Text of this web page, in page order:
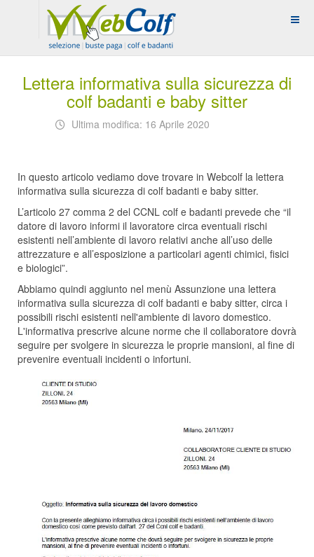
Lettera informativa sulla sicurezza di
colf badanti e baby sitter
Ultima modifica: 16 Aprile 2020
In questo articolo vediamo dove trovare in Webcolf la lettera
informativa sulla sicurezza di colf badanti e baby sitter.
L’articolo 27 comma 2 del CCNL colf e badanti prevede che “il
datore di lavoro informi il lavoratore circa eventuali rischi
esistenti nell’ambiente di lavoro relativi anche all’uso delle
attrezzature e all’esposizione a particolari agenti chimici, fisici
e biologici”.
Abbiamo quindi aggiunto nel menù Assunzione una lettera
informativa sulla sicurezza di colf badanti e baby sitter, circa i
possibili rischi esistenti nell'ambiente di lavoro domestico.
L'informativa prescrive alcune norme che il collaboratore dovrà
seguire per svolgere in sicurezza le proprie mansioni, al fine di
prevenire eventuali incidenti o infortuni.